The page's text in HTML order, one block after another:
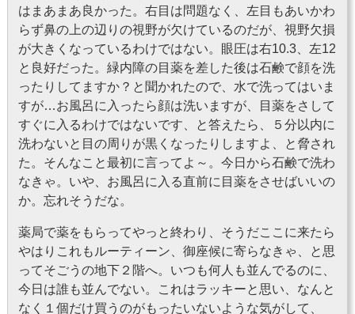
はまあまあ良かった。右目は問題なく、左目もあいかわ
らず鼻の上の辺りの視野が欠けているのだが、視野欠損
が大きくなっているわけではない。眼圧は右10.3、左12
と良好だった。緑内障の目薬を差した後は石鹸で顔を洗
ったりしてますか？と聞かれたので、水で洗ってはいま
すが…お風呂に入ったら顔は洗いますが、目薬をさして
すぐに入るわけではないです、と答えたら、５分以内に
洗わないと目の周りが黒くなったりしますよ、と脅され
た。そんなこと最初に言ってよ～。今日から石鹸で洗わ
なきゃ。いや、お風呂に入る直前に目薬をさせばいいの
か。忘れそうだな。
薬局で薬をもらってやっと終わり、そうだここに来たら
やはりこれもルーティーン、御座候に寄らなきゃ、と思
ってそごうの地下２階へ。いつも何人も並んでるのに、
今日は誰も並んでない。これはラッキーと思い、なんと
なく１個だけ買うのがもったいないような気がして、